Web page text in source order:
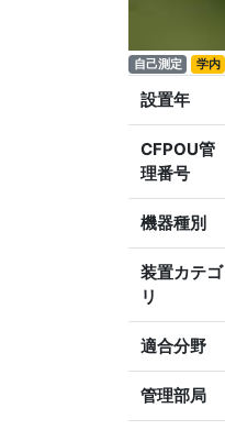
自己測定 学内
設置年
CFPOU管
理番号
機器種別
装置カテゴ
リ
適合分野
管理部局